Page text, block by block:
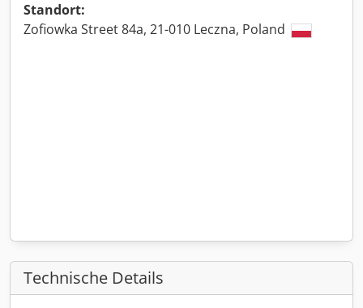
Standort:
Zofiowka Street 84a, 21-010 Leczna, Poland
Technische Details